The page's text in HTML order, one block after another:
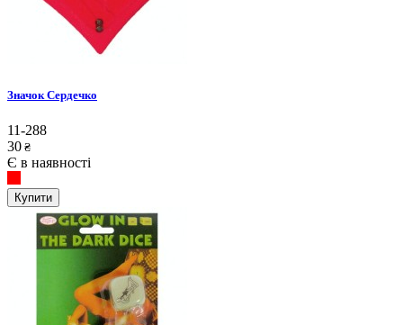
Значок Сердечко
11-288
30 ₴
Є в наявності
Купити